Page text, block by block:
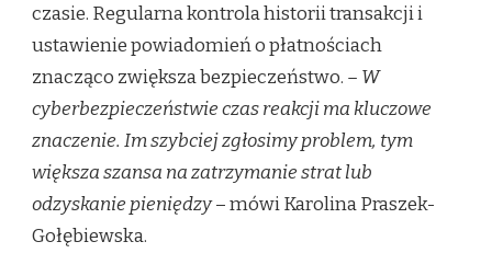
czasie. Regularna kontrola historii transakcji i
ustawienie powiadomień o płatnościach
znacząco zwiększa bezpieczeństwo. – W
cyberbezpieczeństwie czas reakcji ma kluczowe
znaczenie. Im szybciej zgłosimy problem, tym
większa szansa na zatrzymanie strat lub
odzyskanie pieniędzy– mówi Karolina Praszek-
Gołębiewska.